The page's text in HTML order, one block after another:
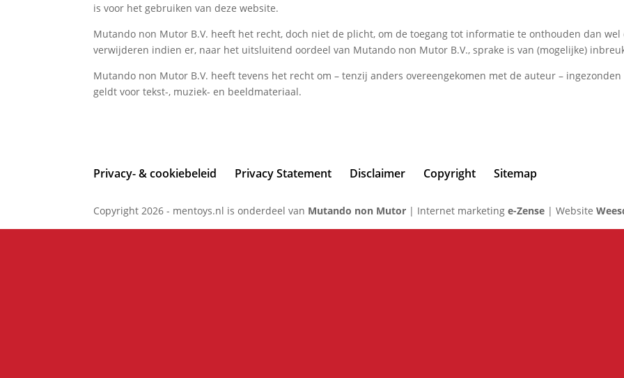
is voor het gebruiken van deze website.
Mutando non Mutor B.V. heeft het recht, doch niet de plicht, om de toegang tot informatie te onthouden dan
verwijderen indien er, naar het uitsluitend oordeel van Mutando non Mutor B.V., sprake is van (mogelijke)
Mutando non Mutor B.V. heeft tevens het recht om – tenzij anders overeengekomen met de auteur –
geldt voor tekst-, muziek- en beeldmateriaal.
Privacy- & cookiebeleid Privacy Statement Disclaimer Copyright Sitemap
Copyright 2026 - mentoys.nl is onderdeel van Mutando non Mutor | Internet marketinge-Zense | Website